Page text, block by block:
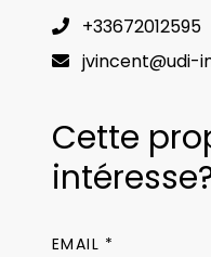
+33672012595
jvincent@udi-
Cette
EMAIL *